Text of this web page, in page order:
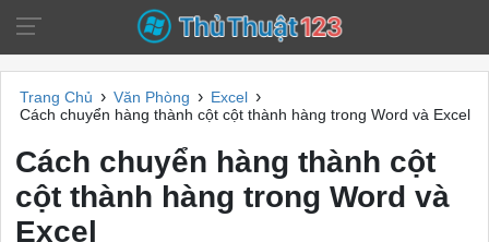
Trang Chủ › Văn Phòng › Excel ›
Cách chuyển hàng thành cột cột thành hàng trong Word và Excel
Cách chuyển hàng thành cột
cột thành hàng trong Word và
Excel